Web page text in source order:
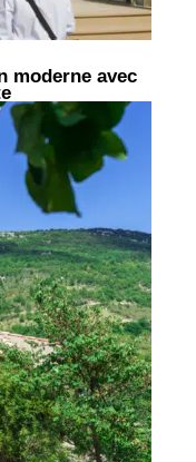
moderne avec